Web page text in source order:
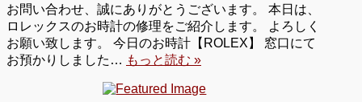
お問い合わせ、誠にありがとうございます。 本日は、
ロレックスのお時計の修理をご紹介します。 よろしく
お願い致します。 今日のお時計【ROLEX】 窓口にて
お預かりしました… もっと読む »